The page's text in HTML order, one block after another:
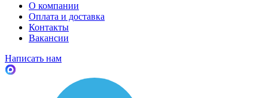
О компании
Оплата и доставка
Контакты
Вакансии
Написать нам